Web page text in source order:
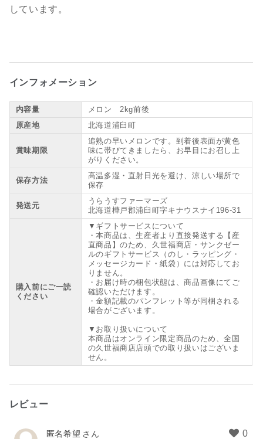
しています。
インフォメーション
内容量
メロン 2kg前後
原産地
北海道浦臼町
賞味期限
追熟の早いメロンです。到着後表面が黄色
味に帯びてきましたら、お早目にお召し上
がりください。
保存方法
高温多湿・直射日光を避け、涼しい場所で
保存
発送元
うらうすファーマーズ
北海道樺戸郡浦臼町字キナウスナイ196-31
購入前にご一読
ください
▼ギフトサービスについて
・本商品は、生産者より直接発送する【産
直商品】のため、久世福商店・サンクゼー
ルのギフトサービス（のし・ラッピング・
メッセージカード・紙袋）には対応してお
りません。
・お届け時の梱包状態は、商品画像にてご
確認いただけます。
・金額記載のパンフレット等が同梱される
場合がございます。
▼お取り扱いについて
本商品はオンライン限定商品のため、全国
の久世福商店店頭での取り扱いはございま
せん。
レビュー
匿名希望